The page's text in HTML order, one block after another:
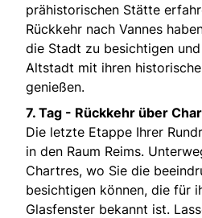
prähistorischen Stätte
Rückkehr nach Vannes
die Stadt zu besichtigen
Altstadt mit ihren
genießen.
7. Tag - Rückkehr über
Die letzte Etappe Ihrer
in den Raum Reims.
Chartres, wo Sie die
besichtigen können, die für
Glasfenster bekannt ist.